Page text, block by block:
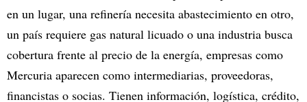
en un lugar, una refinería necesita abastecimiento en otro,
un país requiere gas natural licuado o una industria busca
cobertura frente al precio de la energía, empresas como
Mercuria aparecen como intermediarias, proveedoras,
financistas o socias. Tienen información, logística, crédito,